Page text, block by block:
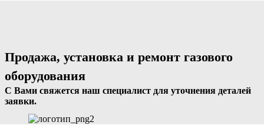
Продажа, установка и ремонт газового
оборудования
С Вами свяжется наш специалист для уточнения деталей
заявки.